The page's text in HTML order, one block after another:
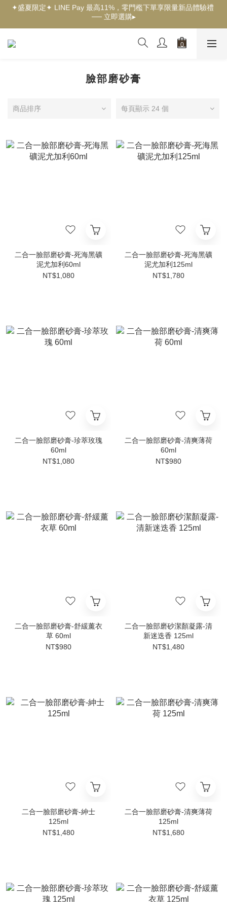
✦新客獨享✦ 首購輸入【welcome】滿$500現折$100 ── 立即選
購▸
── 立即選購▸
臉部磨砂膏
商品排序 每頁顯示 24 個
二合一臉部磨砂膏-死海黑礦
泥尤加利60ml
NT$1,080
二合一臉部磨砂膏-死海黑礦
泥尤加利125ml
NT$1,780
二合一臉部磨砂膏-珍萃玫瑰
60ml
NT$1,080
二合一臉部磨砂膏-清爽薄荷
60ml
NT$980
二合一臉部磨砂膏-舒緩薰衣
草 60ml
NT$980
二合一臉部磨砂潔顏凝露-清
新迷迭香 125ml
NT$1,480
二合一臉部磨砂膏-紳士
125ml
NT$1,480
二合一臉部磨砂膏-清爽薄荷
125ml
NT$1,680